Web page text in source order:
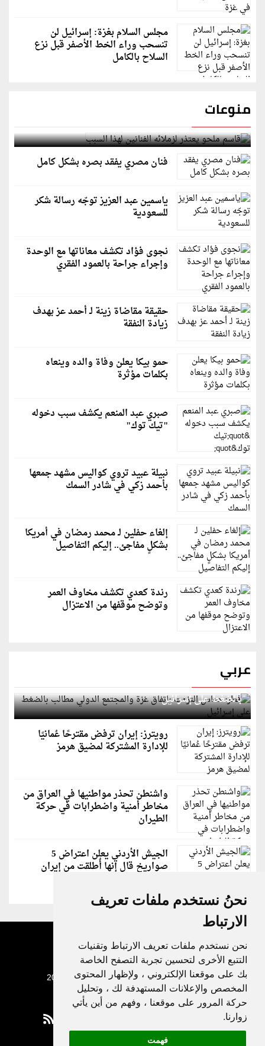
نحنُ نستخدم ملفات تعريف
الارتباط
نحن نستخدم ملفات تعريف الارتباط وتقنيات
التتبع الأخرى لتحسين تجربة التصفح الخاصة
بك على موقعنا الإلكتروني ، ولإظهار المحتوى
المخصص والإعلانات المستهدفة لك ، وتحليل
حركة المرور على موقعنا ، وفهم من أين يأتي
زوارنا.
فهمت
مجلس السلام بغزة: إسرائيل لن
تنسحب وراء الخط الأصفر قبل نزع
السلاح بالكامل
منوعات
قاسم ملحو يعتذر لزملائه الفنانين لهذا السبب
فنان مصري يفقد بصره بشكل كامل
ياسمين عبد العزيز توجّه رسالة شكر
للسعودية
نجوى فؤاد تكشف معاناتها مع الوحدة
وإجراء جراحة بالعمود الفقري
حقيقة مقاضاة زينة لـ أحمد عز بهدف
زيادة النفقة
حمو بيكا يعلن وفاة والده وينعاه
بكلمات مؤثرة
صبري عبد المنعم يكشف سبب دخوله
"تيك توك"
نبيلة عبيد تروي كواليس مشهد جمعها
بأحمد زكي في شادر السمك
إلغاء حفلين لـ محمد رمضان في أمريكا
بشكلٍ مفاجئ.. إليكم التفاصيل
رندة كعدي تكشف مخاوف العمر
وتوضح موقفها من الاعتزال
عربي
قطر: حماس التزمت باتفاق غزة والمجتمع الدولي مطالب
بالضغط على إسرائيل
رويترز: إيران ترفض مقترحًا عُمانيًا
للإدارة المشتركة لمضيق هرمز
واشنطن تحذر مواطنيها في العراق من
مخاطر أمنية واضطرابات في حركة
الطيران
الجيش الأردني يعلن اعتراض 5
صواريخ قال إنها أُطلقت من إيران
جميع الحقوق محفوظة لدنيا الوطن © 2003 - 2022